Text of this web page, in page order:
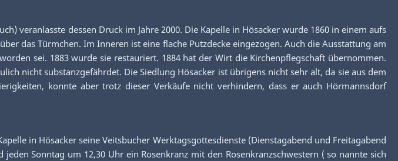
veranlasste dessen Druck im Jahre 2000. Die Kapelle in Hösacker wurde 1860 in einem aufs
das Türmchen. Im Inneren ist eine flache Putzdecke eingezogen. Auch die Ausstattung am
sei. 1883 wurde sie restauriert. 1884 hat der Wirt die Kirchenpflegschaft übernommen.
nicht substanzgefährdet. Die Siedlung Hösacker ist übrigens nicht sehr alt, da sie aus dem
konnte aber trotz dieser Verkäufe nicht verhindern, dass er auch Hörmannsdorf
in Hösacker seine Veitsbucher Werktagsgottesdienste (Dienstagabend und Freitagabend
Sonntag um 12,30 Uhr ein Rosenkranz mit den Rosenkranzschwestern ( so nannte sich